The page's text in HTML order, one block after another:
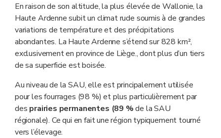
En raison de son altitude, la plus élevée de Wallonie, la
Haute Ardenne subit un climat rude soumis à de grandes
variations de température et des précipitations
abondantes. La Haute Ardenne s’étend sur 828 km²,
exclusivement en province de Liège., dont plus d’un tiers
de sa superficie est boisée.
Au niveau de la SAU, elle est principalement utilisée
pour les fourrages (98 %) et plus particulièrement par
des prairies permanentes (89 %de la SAU
régionale). Ce qui en fait une région typiquement tourné
vers l’élevage.